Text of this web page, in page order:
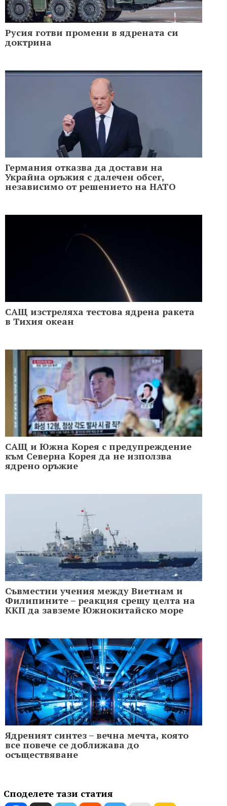
Русия готви промени в ядрената си
доктрина
Германия отказва да достави на
Украйна оръжия с далечен обсег,
независимо от решението на НАТО
САЩ изстреляха тестова ядрена ракета
в Тихия океан
САЩ и Южна Корея с предупреждение
към Северна Корея да не използва
ядрено оръжие
Съвместни учения между Виетнам и
Филипините – реакция срещу целта на
ККП да завземе Южнокитайско море
Ядреният синтез – вечна мечта, която
все повече се доближава до
осъществяване
Споделете тази статия